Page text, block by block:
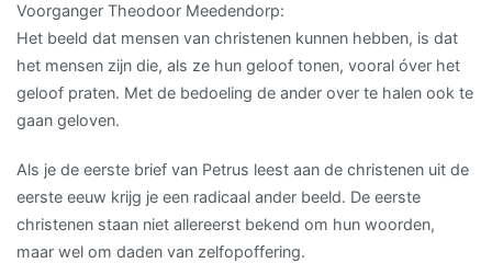
Voorganger Theodoor Meedendorp:
Het beeld dat mensen van christenen kunnen hebben, is dat
het mensen zijn die, als ze hun geloof tonen, vooral óver het
geloof praten. Met de bedoeling de ander over te halen ook te
gaan geloven.
Als je de eerste brief van Petrus leest aan de christenen uit de
eerste eeuw krijg je een radicaal ander beeld. De eerste
christenen staan niet allereerst bekend om hun woorden,
maar wel om daden van zelfopoffering.